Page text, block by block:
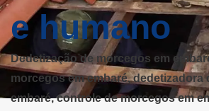
e humano
Dedetização de morcegos em
morcegos em embaré, dedetizadora
embaré, controle de morcegos em